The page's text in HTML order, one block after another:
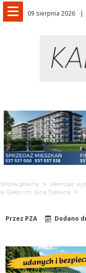
09 sierpnia 2026
Strona główna
Wernisaż
w Galerii im. Jana Tarasina
Przez PZA Dodano